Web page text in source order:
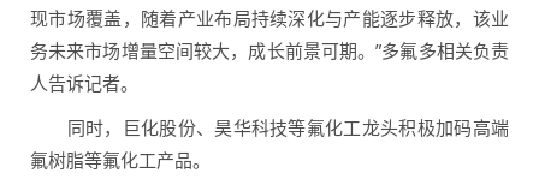
现市场覆盖，随着产业布局持续深化与产能逐步释放，该业
务未来市场增量空间较大，成长前景可期。”多氟多相关负责
人告诉记者。
同时，巨化股份、昊华科技等氟化工龙头积极加码高端
氟树脂等氟化工产品。